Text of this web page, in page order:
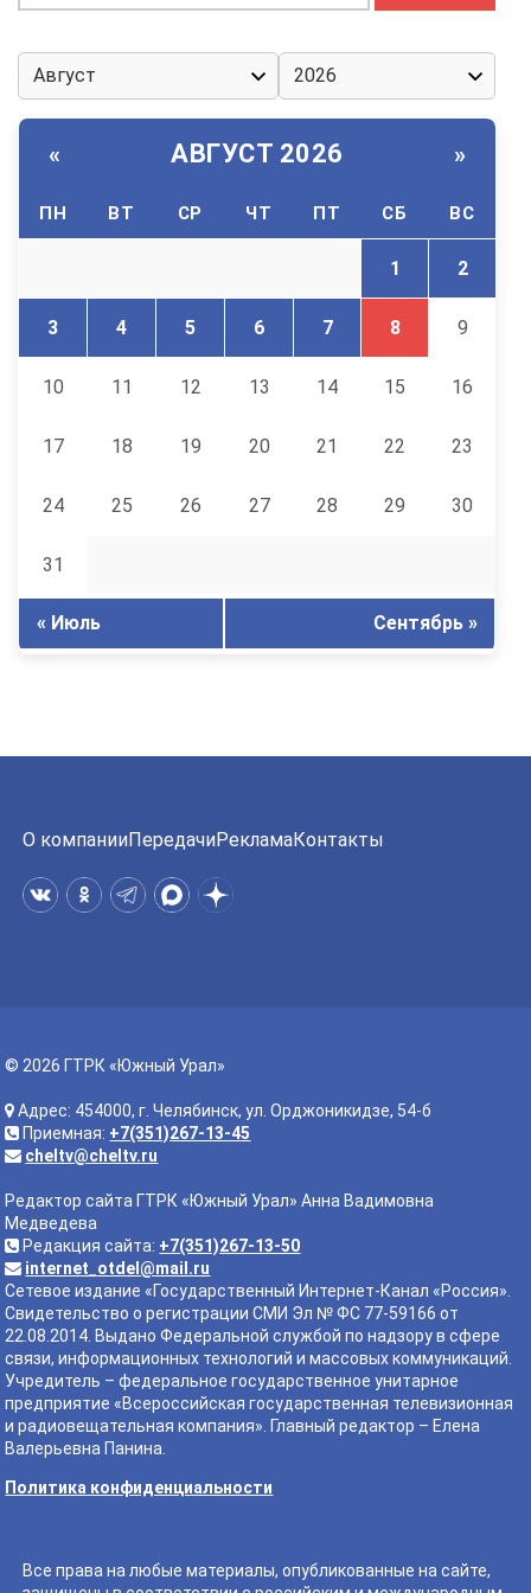
« АВГУСТ 2026 »
ПН ВТ СР ЧТ ПТ СБ ВС
1 2
3 4 5 6 7 8 9
10 11 12 13 14 15 16
17 18 19 20 21 22 23
24 25 26 27 28 29 30
31
« Июль Сентябрь »
О компанииПередачиРекламаКонтакты
© 2026 ГТРК «Южный Урал»
Адрес: 454000, г. Челябинск, ул. Орджоникидзе, 54-б
Приемная: +7(351)267-13-45
cheltv@cheltv.ru
Редактор сайта ГТРК «Южный Урал» Анна Вадимовна
Медведева
Редакция сайта: +7(351)267-13-50
internet_otdel@mail.ru
Сетевое издание «Государственный Интернет-Канал «Россия».
Свидетельство о регистрации СМИ Эл № ФС 77-59166 от
22.08.2014. Выдано Федеральной службой по надзору в сфере
связи, информационных технологий и массовых коммуникаций.
Учредитель – федеральное государственное унитарное
предприятие «Всероссийская государственная телевизионная
и радиовещательная компания». Главный редактор – Елена
Валерьевна Панина.
Политика конфиденциальности
Все права на любые материалы, опубликованные на сайте,